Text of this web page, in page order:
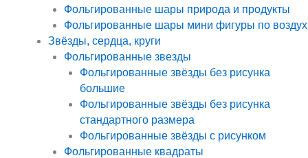
Фольгированные шары природа и продукты
Фольгированные шары мини фигуры по воздух
Звёзды, сердца, круги
Фольгированные звезды
Фольгированные звёзды без рисунка
большие
Фольгированные звёзды без рисунка
стандартного размера
Фольгированные звёзды с рисунком
Фольгированные квадраты